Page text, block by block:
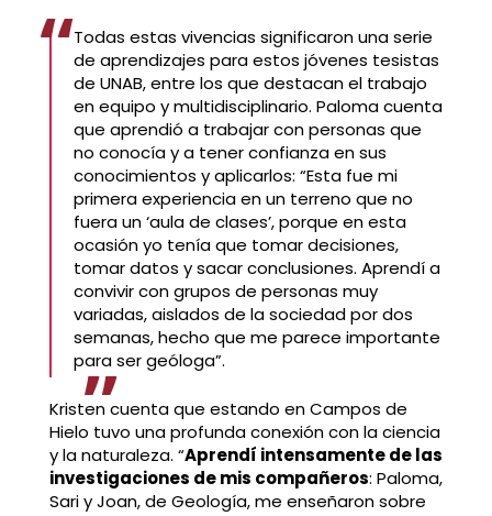
Todas estas vivencias significaron una serie
de aprendizajes para estos jóvenes tesistas
de UNAB, entre los que destacan el trabajo
en equipo y multidisciplinario. Paloma cuenta
que aprendió a trabajar con personas que
no conocía y a tener confianza en sus
conocimientos y aplicarlos: “Esta fue mi
primera experiencia en un terreno que no
fuera un ‘aula de clases’, porque en esta
ocasión yo tenía que tomar decisiones,
tomar datos y sacar conclusiones. Aprendí a
convivir con grupos de personas muy
variadas, aislados de la sociedad por dos
semanas, hecho que me parece importante
para ser geóloga”.
Kristen cuenta que estando en Campos de
Hielo tuvo una profunda conexión con la ciencia
y la naturaleza. “Aprendí intensamente de las
investigaciones de mis compañeros: Paloma,
Sari y Joan, de Geología, me enseñaron sobre